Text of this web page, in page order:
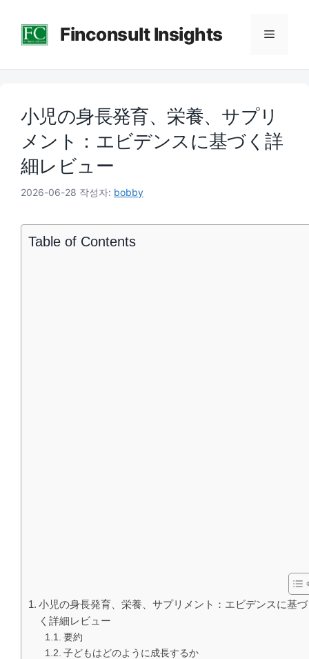
로
Finconsult Insights 메
小児の身長発育、栄養、サプリ
メント：エビデンスに基づく詳
細レビュー
2026-06-28 작성자: bobby
Table of Contents
小児の身長発育、栄養、サプリメント：エビデンスに基づ
く詳細レビュー
要約
子どもはどのように成長するか